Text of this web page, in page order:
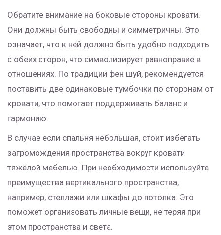
Обратите внимание на боковые стороны кровати.
Они должны быть свободны и симметричны. Это
означает, что к ней должно быть удобно подходить
с обеих сторон, что символизирует равноправие в
отношениях. По традиции фен шуй, рекомендуется
поставить две одинаковые тумбочки по сторонам от
кровати, что помогает поддерживать баланс и
гармонию.
В случае если спальня небольшая, стоит избегать
загромождения пространства вокруг кровати
тяжёлой мебелью. При необходимости используйте
преимущества вертикального пространства,
например, стеллажи или шкафы до потолка. Это
поможет организовать личные вещи, не теряя при
этом пространства и света.